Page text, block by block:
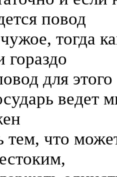
повод
тогда
гораздо
для этого
ведет
тем, что